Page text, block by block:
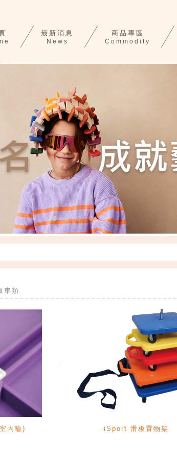
最新消息
News
商品專區
Commodity
車類
內輪) iSport 滑板置物架